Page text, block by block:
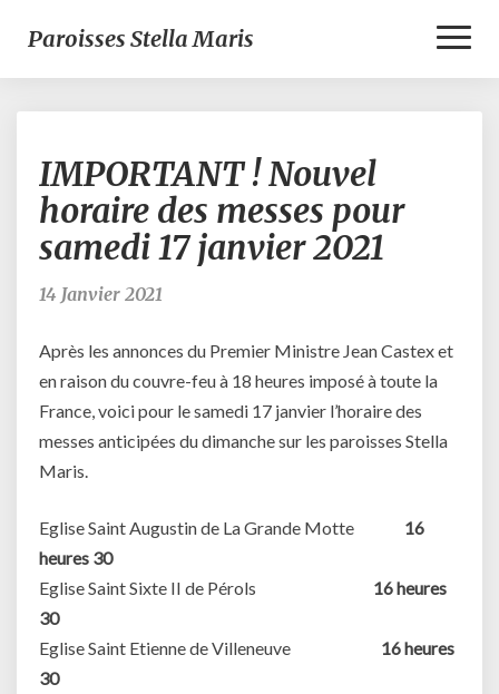
Paroisses Stella Maris
Nouvel
horaire
des
messes
17
janvier
2021
IMPORTANT ! Nouvel
horaire des messes pour
samedi 17 janvier 2021
14 Janvier 2021
Après les annonces du Premier Ministre Jean Castex et
en raison du couvre-feu à 18 heures imposé à toute la
France, voici pour le samedi 17 janvier l’horaire des
messes anticipées du dimanche sur les paroisses Stella
Maris.
Eglise Saint Augustin de La Grande Motte 16
heures 30
Eglise Saint Sixte II de Pérols
16 heures
30
Eglise Saint Etienne de Villeneuve 16 heures
30